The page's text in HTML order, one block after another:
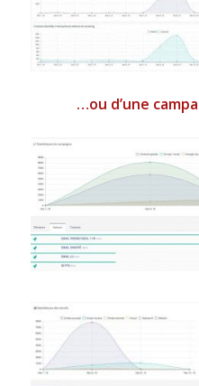
…ou d’une